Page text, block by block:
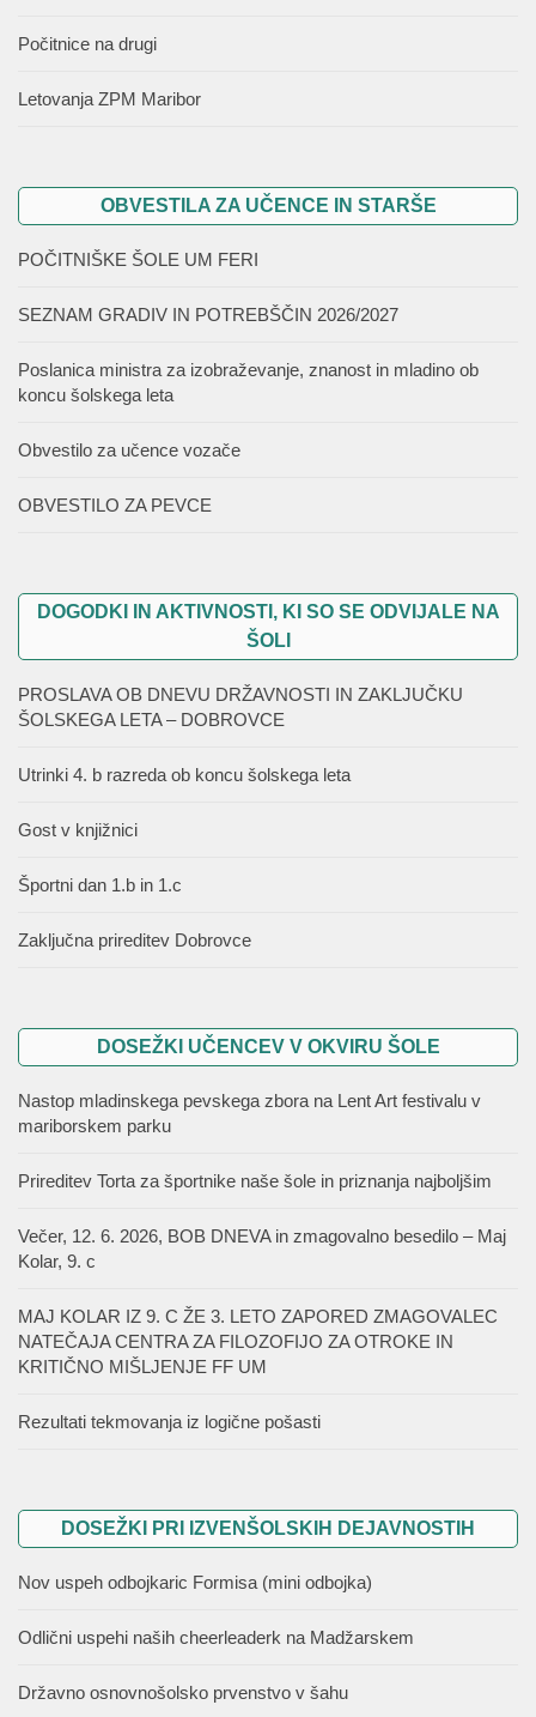
Počitnice na drugi
Letovanja ZPM Maribor
OBVESTILA ZA UČENCE IN STARŠE
POČITNIŠKE ŠOLE UM FERI
SEZNAM GRADIV IN POTREBŠČIN 2026/2027
Poslanica ministra za izobraževanje, znanost in mladino ob
koncu šolskega leta
Obvestilo za učence vozače
OBVESTILO ZA PEVCE
DOGODKI IN AKTIVNOSTI, KI SO SE ODVIJALE NA
ŠOLI
PROSLAVA OB DNEVU DRŽAVNOSTI IN ZAKLJUČKU
ŠOLSKEGA LETA – DOBROVCE
Utrinki 4. b razreda ob koncu šolskega leta
Gost v knjižnici
Športni dan 1.b in 1.c
Zaključna prireditev Dobrovce
DOSEŽKI UČENCEV V OKVIRU ŠOLE
Nastop mladinskega pevskega zbora na Lent Art festivalu v
mariborskem parku
Prireditev Torta za športnike naše šole in priznanja najboljšim
Večer, 12. 6. 2026, BOB DNEVA in zmagovalno besedilo – Maj
Kolar, 9. c
MAJ KOLAR IZ 9. C ŽE 3. LETO ZAPORED ZMAGOVALEC
NATEČAJA CENTRA ZA FILOZOFIJO ZA OTROKE IN
KRITIČNO MIŠLJENJE FF UM
Rezultati tekmovanja iz logične pošasti
DOSEŽKI PRI IZVENŠOLSKIH DEJAVNOSTIH
Nov uspeh odbojkaric Formisa (mini odbojka)
Odlični uspehi naših cheerleaderk na Madžarskem
Državno osnovnošolsko prvenstvo v šahu